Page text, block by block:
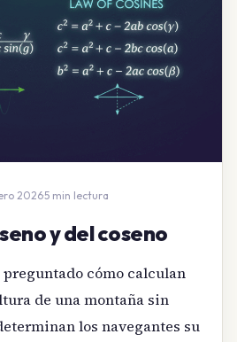
2026·5 min lectura
y del coseno
preguntado cómo calculan
de una montaña sin
los navegantes su